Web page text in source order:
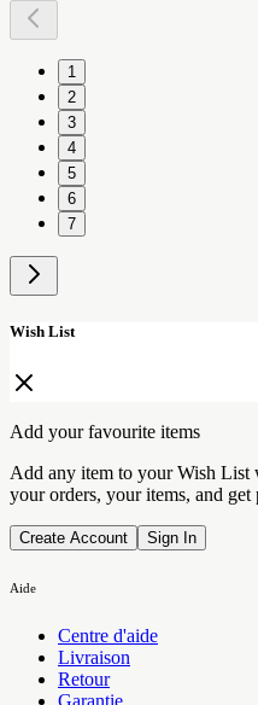
1
2
3
4
5
6
7
Wish List
Add your favourite items
Add any item to your Wish List
your orders, your items, and
Create Account Sign In
Aide
Centre d'aide
Livraison
Retour
Garantie